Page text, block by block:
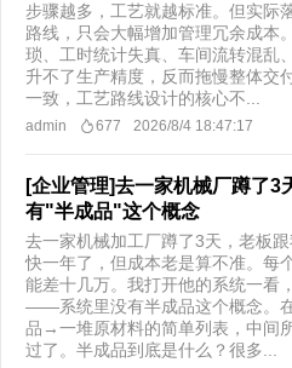
步骤越多，工艺就越标准。但实际
路线，只会大幅增加管理冗余成本
琐、工时统计失真、车间流转混乱
升不了生产精度，反而拖慢整体交
一致，工艺路线设计的核心不...
admin 677 2026/8/4 18:47:17
[企业管理]去一家机械厂蹲了3
有"半成品"这个概念
去一家机械加工厂蹲了3天，老板
快一年了，但成本老是算不准。每
能差十几万。我打开他的系统一看
——系统里没有半成品这个概念。
品→一堆原材料的简单列表，中间
过了。半成品到底是什么？很多...